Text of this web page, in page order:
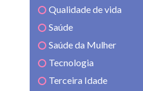
Qualidade de vida
Saúde
Saúde da Mulher
Tecnologia
Terceira Idade